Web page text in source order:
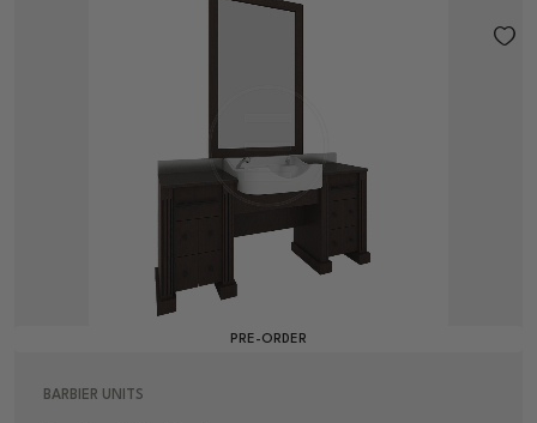
PRE-ORDER
BARBIER UNITS